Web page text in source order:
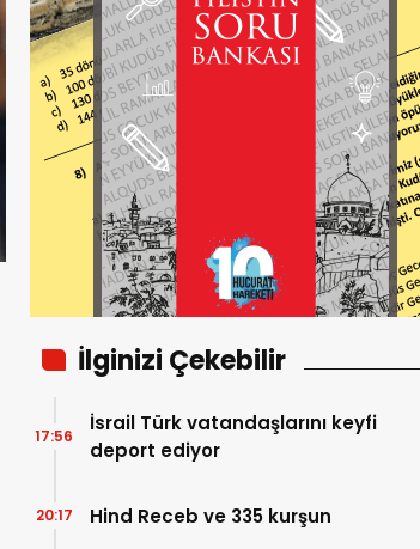
İlginizi Çekebilir
İsrail Türk vatandaşlarını keyfi
deport ediyor
17:56
Hind Receb ve 335 kurşun
20:17